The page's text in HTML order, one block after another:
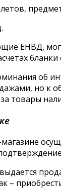
ЕНВД,
бланки
об
но к
товары
–